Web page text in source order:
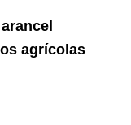
agrícolas